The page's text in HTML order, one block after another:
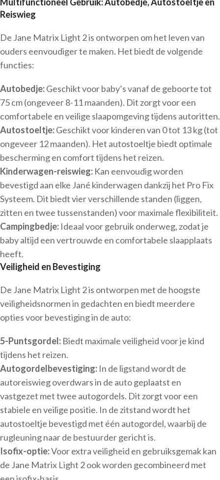
Reiswieg
De Jane Matrix Light 2 is ontworpen om het leven van
ouders eenvoudiger te maken. Het biedt de volgende
functies:
Autobedje:Geschikt voor baby’s vanaf de geboorte tot
75 cm (ongeveer 8-11 maanden). Dit zorgt voor een
comfortabele en veilige slaapomgeving tijdens autoritten.
Autostoeltje:Geschikt voor kinderen van 0 tot 13 kg (tot
ongeveer 12 maanden). Het autostoeltje biedt optimale
bescherming en comfort tijdens het reizen.
Kinderwagen-reiswieg: Kan eenvoudig worden
bevestigd aan elke Jané kinderwagen dankzij het Pro Fix
Systeem. Dit biedt vier verschillende standen (liggen,
zitten en twee tussenstanden) voor maximale flexibiliteit.
Campingbedje: Ideaal voor gebruik onderweg, zodat je
baby altijd een vertrouwde en comfortabele slaapplaats
heeft.
Veiligheid en Bevestiging
De Jane Matrix Light 2 is ontworpen met de hoogste
veiligheidsnormen in gedachten en biedt meerdere
opties voor bevestiging in de auto:
5-Puntsgordel: Biedt maximale veiligheid voor je kind
tijdens het reizen.
Autogordelbevestiging: In de ligstand wordt de
autoreiswieg overdwars in de auto geplaatst en
vastgezet met twee autogordels. Dit zorgt voor een
stabiele en veilige positie. In de zitstand wordt het
autostoeltje bevestigd met één autogordel, waarbij de
rugleuning naar de bestuurder gericht is.
Isofix-optie:Voor extra veiligheid en gebruiksgemak kan
de Jane Matrix Light 2 ook worden gecombineerd met